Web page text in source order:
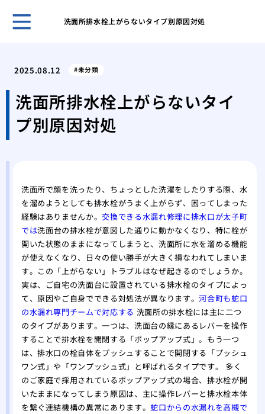
洗面所排水栓上がらないタイプ別原因対処
自
タ
鍵
2025.08.12 未分類
洗面所排水栓上がらないタイ
プ別原因対処
洗面所で顔を洗ったり、ちょっとした洗濯をしたりする際、水
を溜めようとしても排水栓がうまく上がらず、困ってしまった
経験はありませんか。交換できる水漏れ修理に排水口が太子町
では洗面台の排水栓が意図した通りに動かなくなり、特に栓が
開いた状態のままになってしまうと、洗面所に水を溜める機能
が使えなくなり、日々の使い勝手が大きく損なわれてしまいま
す。この「上がらない」トラブルはなぜ起きるのでしょうか。
実は、ご自宅の洗面台に設置されている排水栓のタイプによっ
て、原因やご自身でできる対処法が異なります。河合町も蛇口
の水漏れ専門チームで対応する 洗面所の排水栓には主に二つ
のタイプがあります。一つは、洗面台の縁にあるレバーを操作
することで排水栓を開閉する「ポップアップ式」。もう一つ
は、排水口の栓自体をプッシュすることで開閉する「プッシュ
ワン式」や「ワンプッシュ式」と呼ばれるタイプです。 多く
のご家庭で採用されているポップアップ式の場合、排水栓が開
いたままになってしまう原因は、主に操作レバーと排水栓本体
を繋ぐ連結機構の異常にあります。蛇口からの水漏れを高槻で